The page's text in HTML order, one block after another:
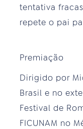
tentativa
repete o pai
Premiação
Dirigido por
Brasil e no
Festival de
FICUNAM no